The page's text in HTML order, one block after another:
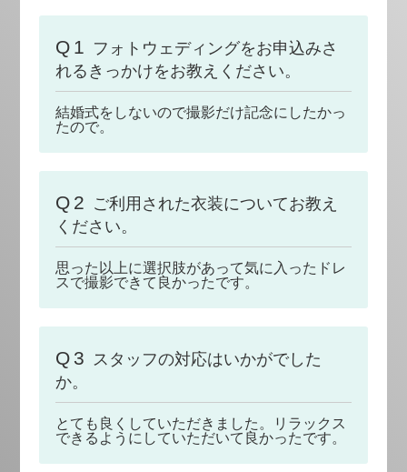
Q1 フォトウェディングをお申込みさ
れるきっかけをお教えください。
結婚式をしないので撮影だけ記念にしたかっ
たので。
Q2 ご利用された衣装についてお教え
ください。
思った以上に選択肢があって気に入ったドレ
スで撮影できて良かったです。
Q3 スタッフの対応はいかがでした
か。
とても良くしていただきました。リラックス
できるようにしていただいて良かったです。